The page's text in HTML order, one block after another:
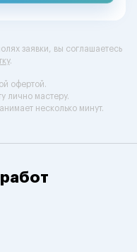
заявки, вы соглашаетесь
.
офертой.
лично мастеру.
несколько минут.